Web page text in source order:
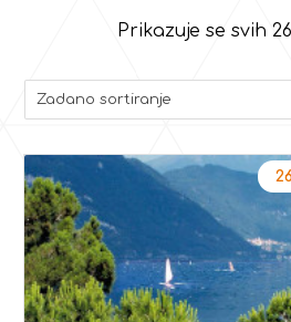
Prikazuje se svih